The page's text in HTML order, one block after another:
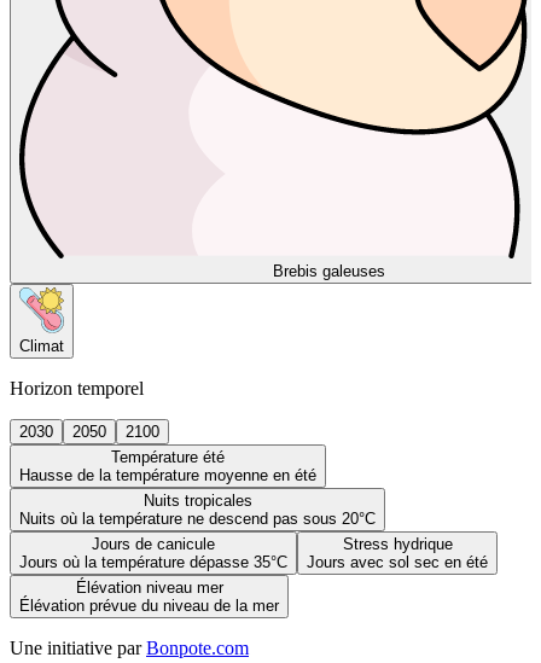
Brebis galeuses
Climat
Horizon temporel
2030 2050
2100
Température été
Hausse de la température moyenne en été
Nuits tropicales
Nuits où la température ne descend pas sous 20°C
Jours de canicule
Jours où la température dépasse 35°C
Stress hydrique
Jours avec sol sec en été
Élévation niveau mer
Élévation prévue du niveau de la mer
Une initiative par Bonpote.com